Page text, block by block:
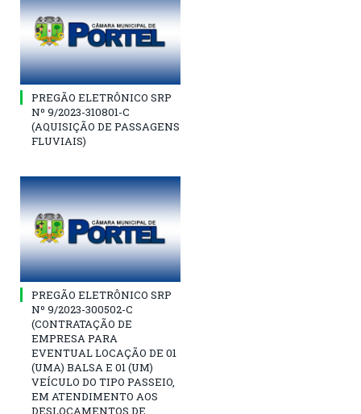
PREGÃO ELETRÔNICO SRP
Nº 9/2023-310801-C
(AQUISIÇÃO DE PASSAGENS
FLUVIAIS)
PREGÃO ELETRÔNICO SRP
Nº 9/2023-300502-C
(CONTRATAÇÃO DE
EMPRESA PARA
EVENTUAL LOCAÇÃO DE 01
(UMA) BALSA E 01 (UM)
VEÍCULO DO TIPO PASSEIO,
EM ATENDIMENTO AOS
DESLOCAMENTOS DE